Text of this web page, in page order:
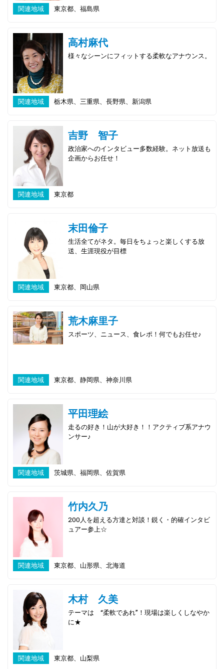
関連地域 東京都、福島県
高村麻代
様々なシーンにフィットする柔軟なアナウンス。
関連地域 栃木県、三重県、長野県、新潟県
吉野 智子
政治家へのインタビュー多数経験。ネット放送も
企画からお任せ！
関連地域 東京都
末田倫子
生活全てがネタ。毎日をちょっと楽しくする放
送、生涯現役が目標
関連地域 東京都、岡山県
荒木麻里子
スポーツ、ニュース、食レポ！何でもお任せ♪
関連地域 東京都、静岡県、神奈川県
平田理絵
走るの好き！山が大好き！！アクティブ系アナウ
ンサー♪
関連地域 茨城県、福岡県、佐賀県
竹内久乃
200人を超える方達と対談！鋭く・的確インタビ
ュアー参上☆
関連地域 東京都、山形県、北海道
木村 久美
テーマは “柔軟であれ”！現場は楽しくしなやか
に★
関連地域 東京都、山梨県